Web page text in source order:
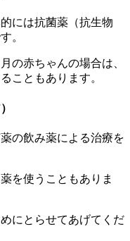
には抗菌薬（抗生物
。
の赤ちゃんの場合は、
こともあります。
の飲み薬による治療を
を使うこともありま
にとらせてあげてくだ